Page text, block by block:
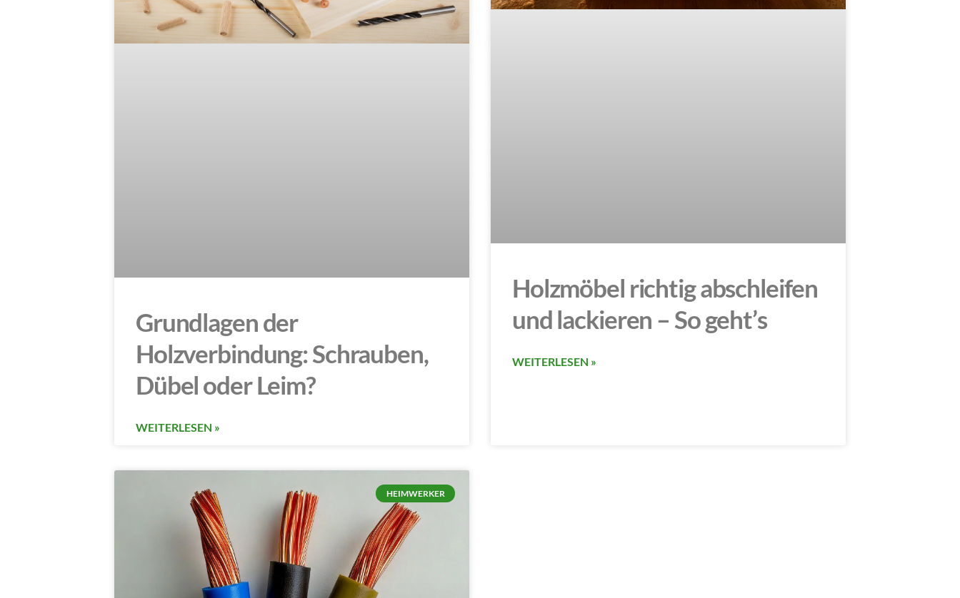
Grundlagen der
Holzverbindung: Schrauben,
Dübel oder Leim?
WEITERLESEN »
Holzmöbel richtig abschleifen
und lackieren – So geht’s
WEITERLESEN »
HEIMWERKER